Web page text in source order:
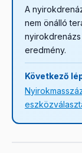
A
nem önálló
eredmény.
Következő